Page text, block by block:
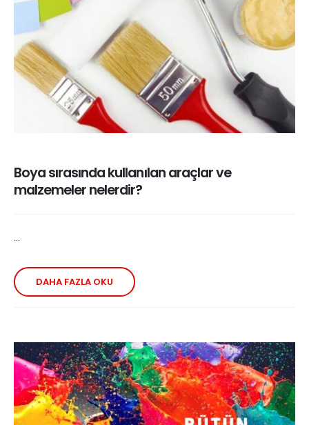
Boya sırasında kullanılan araçlar ve
malzemeler nelerdir?
...
DAHA FAZLA OKU